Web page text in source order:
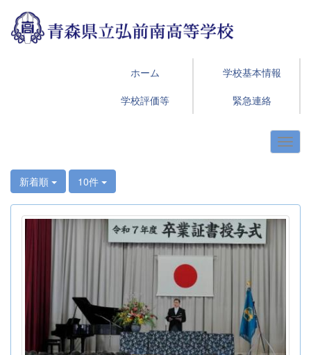
ホーム
学校基本情報
学校評価等
緊急連絡
新着順 10件